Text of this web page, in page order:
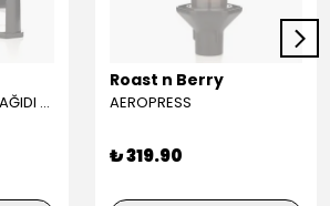
AEROPRESS FİLTRE KAĞIDI (350)
Roast n Berry
AEROPRESS
₺ 319.90